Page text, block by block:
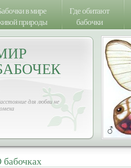
в мире
природы
Где обитают
бабочки
для любви не